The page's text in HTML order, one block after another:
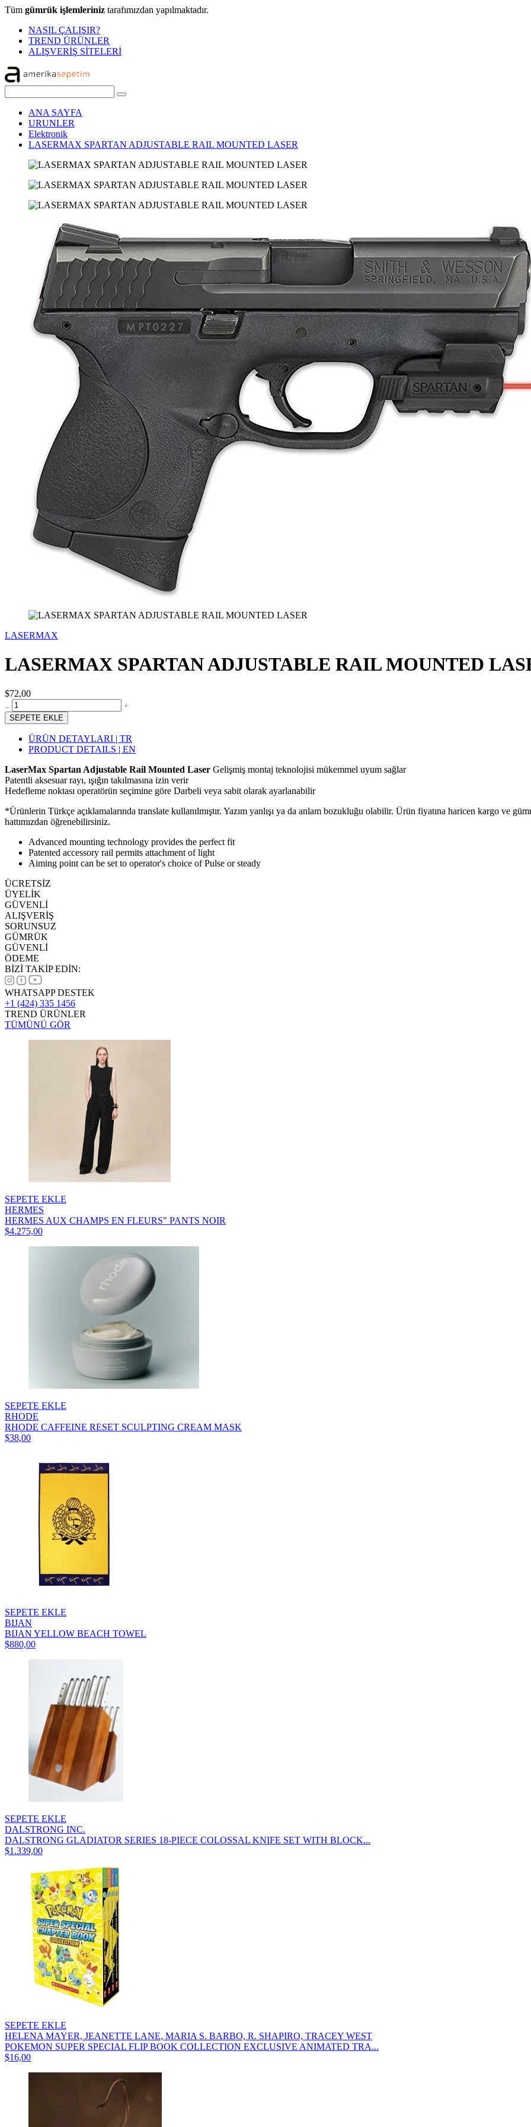
Tüm gümrük işlemleriniz tarafımızdan yapılmaktadır.
NASIL ÇALIŞIR?
TREND ÜRÜNLER
ALIŞVERİŞ SİTELERİ
ANA SAYFA
URUNLER
Elektronik
LASERMAX SPARTAN ADJUSTABLE RAIL MOUNTED LASER
LASERMAX
LASERMAX SPARTAN ADJUSTABLE RAIL MOUNTED
$72,00
SEPETE EKLE
ÜRÜN DETAYLARI | TR
PRODUCT DETAILS | EN
LaserMax Spartan Adjustable Rail Mounted Laser Gelişmiş montaj teknolojisi mükemmel uyum sağlar
Patentli aksesuar rayı, ışığın takılmasına izin verir
Hedefleme noktası operatörün seçimine göre Darbeli veya sabit olarak ayarlanabilir
*Ürünlerin Türkçe açıklamalarında translate kullanılmıştır. Yazım yanlışı ya da anlam bozukluğu olabilir. Ürün fiyatına haricen kargo ve
hattımızdan öğrenebilirsiniz.
Advanced mounting technology provides the perfect fit
Patented accessory rail permits attachment of light
Aiming point can be set to operator's choice of Pulse or steady
ÜCRETSİZ
ÜYELİK
GÜVENLİ
ALIŞVERİŞ
SORUNSUZ
GÜMRÜK
GÜVENLİ
ÖDEME
BİZİ TAKİP EDİN:
WHATSAPP DESTEK
+1 (424) 335 1456
TREND ÜRÜNLER
TÜMÜNÜ GÖR
SEPETE EKLE
HERMES
HERMES AUX CHAMPS EN FLEURS" PANTS NOIR
$4.275,00
SEPETE EKLE
RHODE
RHODE CAFFEINE RESET SCULPTING CREAM MASK
$38,00
SEPETE EKLE
BIJAN
BIJAN YELLOW BEACH TOWEL
$880,00
SEPETE EKLE
DALSTRONG INC.
DALSTRONG GLADIATOR SERIES 18-PIECE COLOSSAL KNIFE SET WITH BLOCK...
$1.339,00
SEPETE EKLE
HELENA MAYER, JEANETTE LANE, MARIA S. BARBO, R. SHAPIRO, TRACEY WEST
POKEMON SUPER SPECIAL FLIP BOOK COLLECTION EXCLUSIVE ANIMATED TRA...
$16,00